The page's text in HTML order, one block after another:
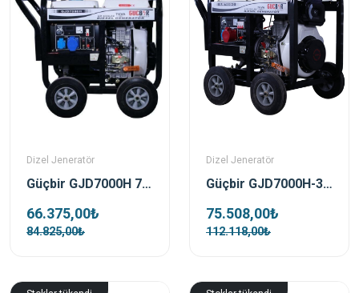
Dizel Jeneratör
Güçbir GJD7000H 7 Kva Açık Tip Dizel Marşlı Portatif Jeneratör
66.375,00₺
84.825,00₺
Dizel Jeneratör
Güçbir GJD7000H-3 7 Kwa Trifaz Dizel Açık Tip Marşlı Portatif Jeneratör Seti
75.508,00₺
112.118,00₺